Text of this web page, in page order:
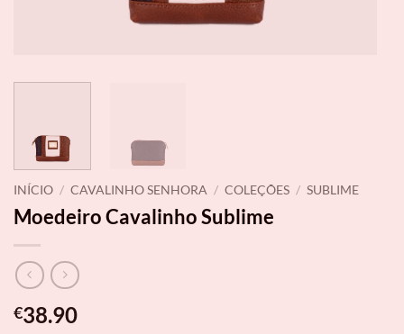
INÍCIO / CAVALINHO SENHORA / COLEÇÕES / SUBLIME
Moedeiro Cavalinho Sublime
€38.90